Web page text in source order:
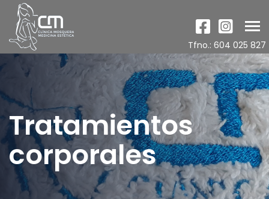
Tfno.: 604 025 827
Tratamientos
corporales